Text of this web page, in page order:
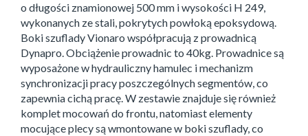
o długości znamionowej 500 mm i wysokości H 249,
wykonanych ze stali, pokrytych powłoką epoksydową.
Boki szuflady Vionaro współpracują z prowadnicą
Dynapro. Obciążenie prowadnic to 40kg. Prowadnice są
wyposażone w hydrauliczny hamulec i mechanizm
synchronizacji pracy poszczególnych segmentów, co
zapewnia cichą pracę. W zestawie znajduje się również
komplet mocowań do frontu, natomiast elementy
mocujące plecy są wmontowane w boki szuflady, co